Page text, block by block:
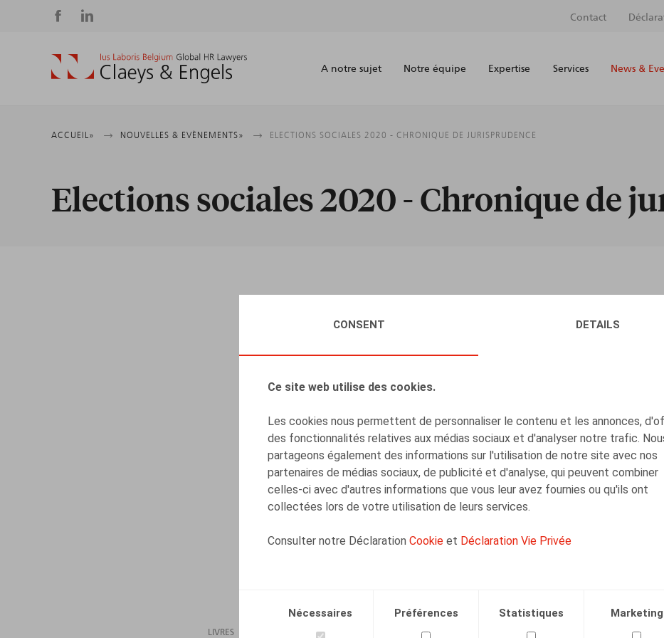
CONSENT DETAILS
Ce site web utilise des cookies.
Les cookies nous permettent de personnaliser le contenu et les annonces,
des fonctionnalités relatives aux médias sociaux et d'analyser notre trafic.
partageons également des informations sur l'utilisation de notre site avec nos
partenaires de médias sociaux, de publicité et d'analyse, qui peuvent combiner
celles-ci avec d'autres informations que vous leur avez fournies ou qu'ils ont
collectées lors de votre utilisation de leurs services.
Consulter notre Déclaration Cookie et Déclaration Vie Privée
Nécessaires Préférences Statistiques Marketing
Social
media
Contact
A notre sujet Notre équipe Expertise Services News &
Fil
d'Ariane
ACCUEIL NOUVELLES & EVÈNEMENTS ELECTIONS SOCIALES 2020 - CHRONIQUE DE JURISPRUDENCE
Elections sociales 2020 - Chronique de
LIVRES 11.07.2023
Henri-François
Lenaerts
Facebook
Twitter Courriel